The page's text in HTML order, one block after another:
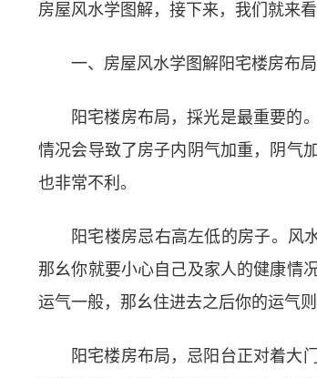
房屋风水学图解，接下来，我们就来
一、房屋风水学图解阳宅楼房布局
阳宅楼房布局，採光是最重要的
情况会导致了房子内阴气加重，阴气
也非常不利。
阳宅楼房忌右高左低的房子。风
那幺你就要小心自己及家人的健康情
运气一般，那幺住进去之后你的运气则
阳宅楼房布局，忌阳台正对着大